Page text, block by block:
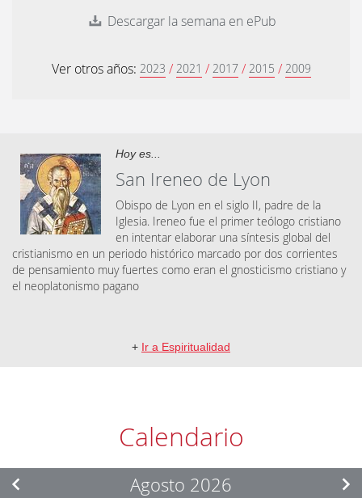
Descargar la semana en ePub
Ver otros años: 2023 / 2021 / 2017 / 2015 / 2009
Hoy es...
San Ireneo de Lyon
Obispo de Lyon en el siglo II, padre de la
Iglesia. Ireneo fue el primer teólogo cristiano
en intentar elaborar una síntesis global del
cristianismo en un periodo histórico marcado por dos corrientes
de pensamiento muy fuertes como eran el gnosticismo cristiano y
el neoplatonismo pagano
+ Ir a Espiritualidad
Calendario
Agosto 2026